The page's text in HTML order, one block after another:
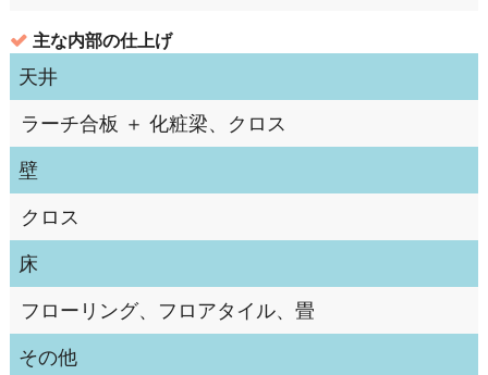
主な内部の仕上げ
天井
ラーチ合板 ＋ 化粧梁、クロス
壁
クロス
床
フローリング、フロアタイル、畳
その他